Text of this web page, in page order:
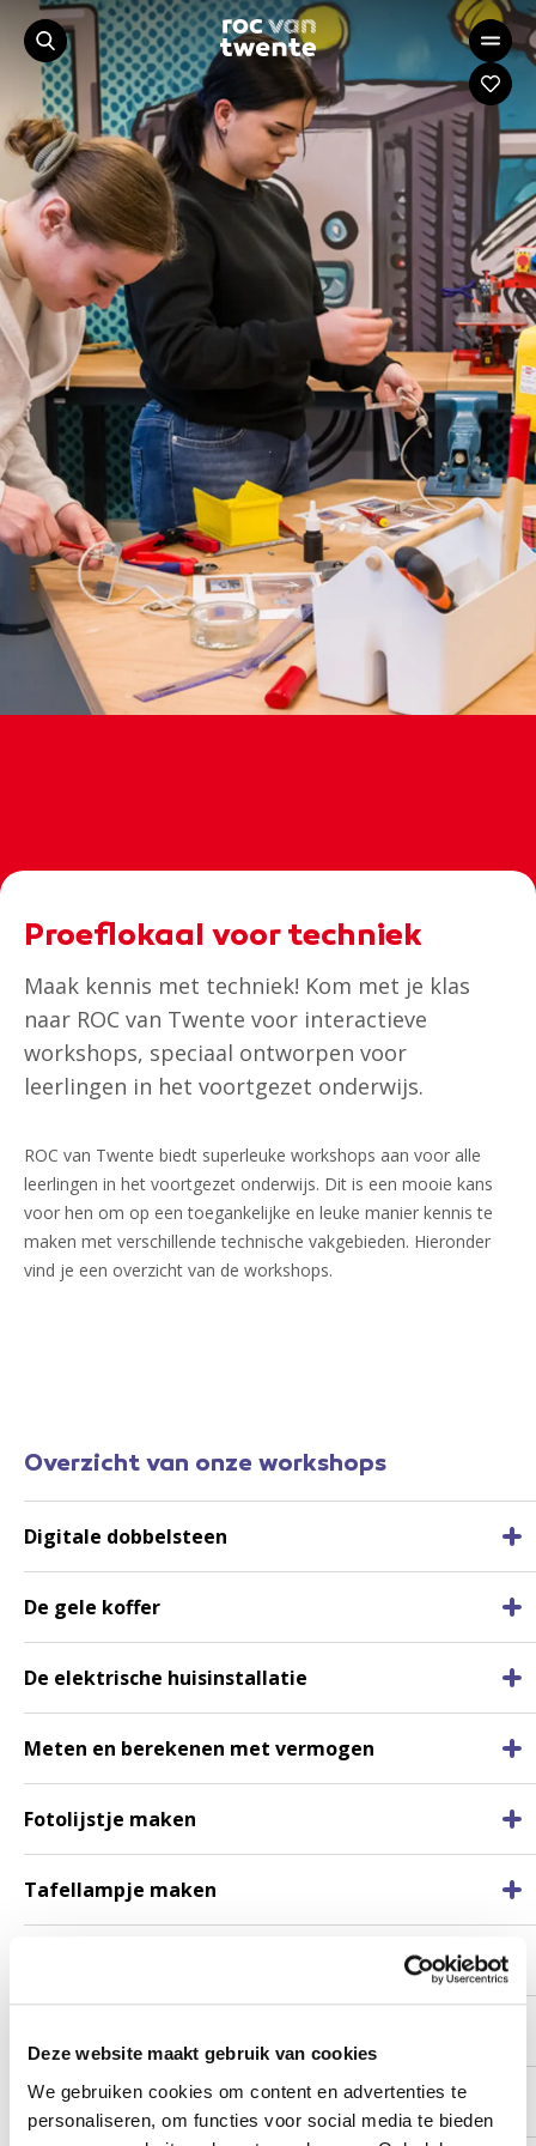
Deze website maakt gebruik van cookies
We gebruiken cookies om content en advertenties te
personaliseren, om functies voor social media te bieden
Proeflokaal voor techniek
Maak kennis met techniek! Kom met je klas
naar ROC van Twente voor interactieve
workshops, speciaal ontworpen voor
leerlingen in het voortgezet onderwijs.
ROC van Twente biedt superleuke workshops aan voor alle
leerlingen in het voortgezet onderwijs. Dit is een mooie kans
voor hen om op een toegankelijke en leuke manier kennis te
maken met verschillende technische vakgebieden. Hieronder
vind je een overzicht van de workshops.
Overzicht van onze workshops
Digitale dobbelsteen
De gele koffer
De elektrische huisinstallatie
Meten en berekenen met vermogen
Fotolijstje maken
Tafellampje maken
DNA detective